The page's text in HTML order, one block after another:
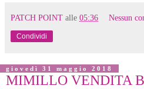
PATCH POINT alle 05:36 Nessun
Condividi
giovedì 31 maggio 2018
MIMILLO VENDITA